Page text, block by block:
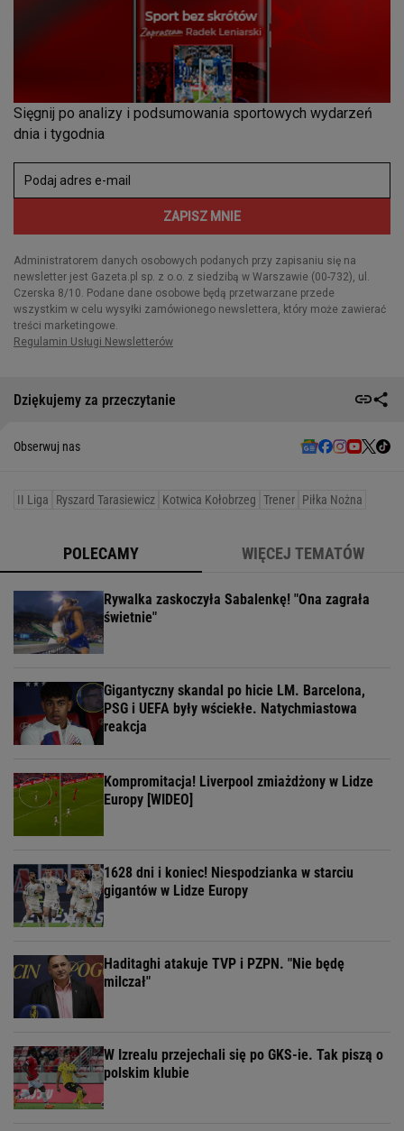
Dziękujemy za przeczytanie
Obserwuj nas
II Liga Ryszard Tarasiewicz Kotwica Kołobrzeg Trener Piłka Nożna
POLECAMY WIĘCEJ TEMATÓW
Rywalka zaskoczyła Sabalenkę! "Ona zagrała
świetnie"
Gigantyczny skandal po hicie LM. Barcelona,
PSG i UEFA były wściekłe. Natychmiastowa
reakcja
Kompromitacja! Liverpool zmiażdżony w Lidze
Europy [WIDEO]
1628 dni i koniec! Niespodzianka w starciu
gigantów w Lidze Europy
Haditaghi atakuje TVP i PZPN. "Nie będę
milczał"
W Izrealu przejechali się po GKS-ie. Tak piszą o
polskim klubie